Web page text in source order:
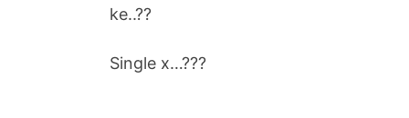
ke..??
Single x…???